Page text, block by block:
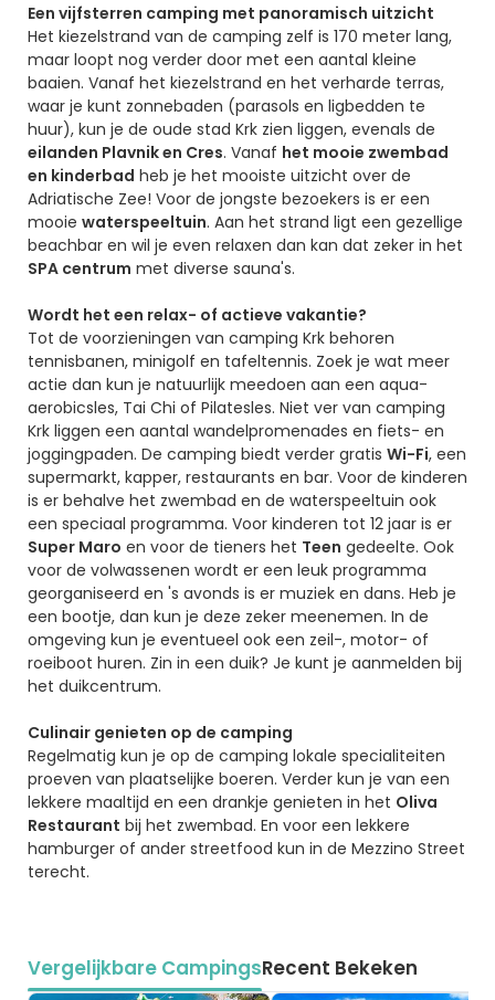
Een vijfsterren camping met panoramisch uitzicht
Het kiezelstrand van de camping zelf is 170 meter lang,
maar loopt nog verder door met een aantal kleine
baaien. Vanaf het kiezelstrand en het verharde terras,
waar je kunt zonnebaden (parasols en ligbedden te
huur), kun je de oude stad Krk zien liggen, evenals de
eilanden Plavnik en Cres. Vanaf het mooie zwembad
en kinderbad heb je het mooiste uitzicht over de
Adriatische Zee! Voor de jongste bezoekers is er een
mooie waterspeeltuin. Aan het strand ligt een gezellige
beachbar en wil je even relaxen dan kan dat zeker in het
SPA centrum met diverse sauna's.
Wordt het een relax- of actieve vakantie?
Tot de voorzieningen van camping Krk behoren
tennisbanen, minigolf en tafeltennis. Zoek je wat meer
actie dan kun je natuurlijk meedoen aan een aqua-
aerobicsles, Tai Chi of Pilatesles. Niet ver van camping
Krk liggen een aantal wandelpromenades en fiets- en
joggingpaden. De camping biedt verder gratis Wi-Fi, een
supermarkt, kapper, restaurants en bar. Voor de kinderen
is er behalve het zwembad en de waterspeeltuin ook
een speciaal programma. Voor kinderen tot 12 jaar is er
Super Maro en voor de tieners het Teen gedeelte. Ook
voor de volwassenen wordt er een leuk programma
georganiseerd en 's avonds is er muziek en dans. Heb je
een bootje, dan kun je deze zeker meenemen. In de
omgeving kun je eventueel ook een zeil-, motor- of
roeiboot huren. Zin in een duik? Je kunt je aanmelden bij
het duikcentrum.
Culinair genieten op de camping
Regelmatig kun je op de camping lokale specialiteiten
proeven van plaatselijke boeren. Verder kun je van een
lekkere maaltijd en een drankje genieten in het Oliva
Restaurant bij het zwembad. En voor een lekkere
hamburger of ander streetfood kun in de Mezzino Street
terecht.
Vergelijkbare CampingsRecent Bekeken